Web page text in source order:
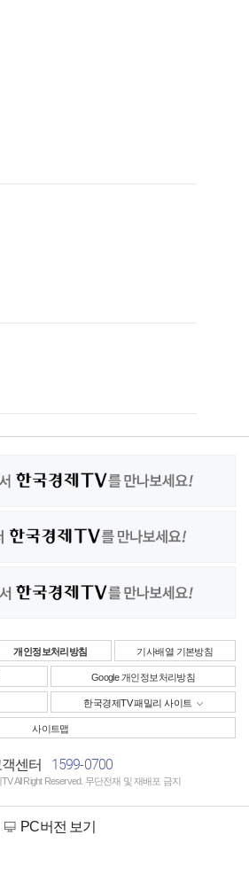
개인정보처리방침 기사배열 기본방침
Google 개인정보처리방침
한국경제TV 패밀리 사이트
사이트맵
객센터 1599-0700
All Right Reserved. 무단전재 및 재배포 금지
PC버전 보기